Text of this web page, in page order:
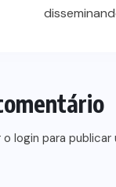
o login para